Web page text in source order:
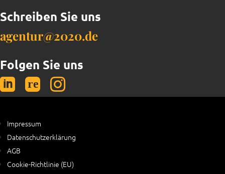
Schreiben Sie uns
agentur@2020.de
Folgen Sie uns
 
Impressum
Datenschutzerklärung
AGB
Cookie-Richtlinie (EU)